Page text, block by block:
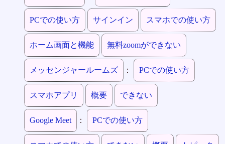
PCでの使い方 サインイン スマホでの使い方
ホーム画面と機能 無料zoomができない
メッセンジャールームズ ： PCでの使い方
スマホアプリ 概要 できない
Google Meet ： PCでの使い方